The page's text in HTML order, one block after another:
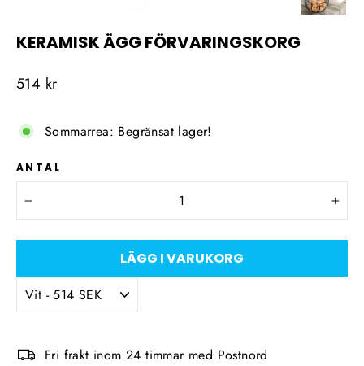
KERAMISK ÄGG FÖRVARINGSKORG
Ordinarie
514 kr
Sommarrea: Begränsat lager!
ANTAL
+
LÄGG I VARUKORG
Fri frakt inom 24 timmar med Postnord